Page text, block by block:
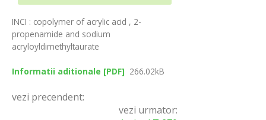
Compozitii de parfumare
Arome alimentare
INCI : copolymer of acrylic acid , 2-
propenamide and sodium
acryloyldimethyltaurate
Informatii aditionale [PDF] 266.02kB
vezi precendent:
vezi urmator: